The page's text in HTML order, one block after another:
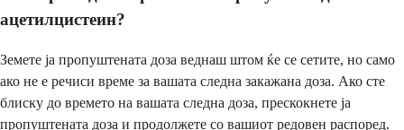
ацетилцистеин?
Земете ја пропуштената доза веднаш штом ќе се сетите, но само
ако не е речиси време за вашата следна закажана доза. Ако сте
блиску до времето на вашата следна доза, прескокнете ја
пропуштената доза и продолжете со вашиот редовен распоред.